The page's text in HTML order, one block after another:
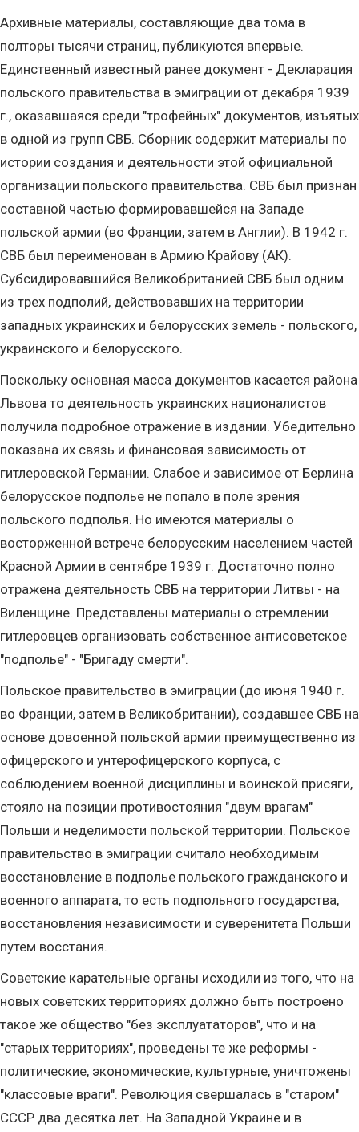
Архивные материалы, составляющие два тома в
полторы тысячи страниц, публикуются впервые.
Единственный известный ранее документ - Декларация
польского правительства в эмиграции от декабря 1939
г., оказавшаяся среди "трофейных" документов, изъятых
в одной из групп СВБ. Сборник содержит материалы по
истории создания и деятельности этой официальной
организации польского правительства. СВБ был признан
составной частью формировавшейся на Западе
польской армии (во Франции, затем в Англии). В 1942 г.
СВБ был переименован в Армию Крайову (АК).
Субсидировавшийся Великобританией СВБ был одним
из трех подполий, действовавших на территории
западных украинских и белорусских земель - польского,
украинского и белорусского.
Поскольку основная масса документов касается района
Львова то деятельность украинских националистов
получила подробное отражение в издании. Убедительно
показана их связь и финансовая зависимость от
гитлеровской Германии. Слабое и зависимое от Берлина
белорусское подполье не попало в поле зрения
польского подполья. Но имеются материалы о
восторженной встрече белорусским населением частей
Красной Армии в сентябре 1939 г. Достаточно полно
отражена деятельность СВБ на территории Литвы - на
Виленщине. Представлены материалы о стремлении
гитлеровцев организовать собственное антисоветское
"подполье" - "Бригаду смерти".
Польское правительство в эмиграции (до июня 1940 г.
во Франции, затем в Великобритании), создавшее СВБ на
основе довоенной польской армии преимущественно из
офицерского и унтерофицерского корпуса, с
соблюдением военной дисциплины и воинской присяги,
стояло на позиции противостояния "двум врагам"
Польши и неделимости польской территории. Польское
правительство в эмиграции считало необходимым
восстановление в подполье польского гражданского и
военного аппарата, то есть подпольного государства,
восстановления независимости и суверенитета Польши
путем восстания.
Советские карательные органы исходили из того, что на
новых советских территориях должно быть построено
такое же общество "без эксплуататоров", что и на
"старых территориях", проведены те же реформы -
политические, экономические, культурные, уничтожены
"классовые враги". Революция свершалась в "старом"
СССР два десятка лет. На Западной Украине и в